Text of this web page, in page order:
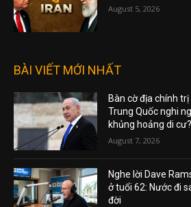
August 5, 2026
BÀI VIẾT MỚI NHẤT
Bàn cờ địa chính
Trung Quốc nghi
khủng hoảng di cư?
August 7, 2026
Nghe lời Dave
ở tuổi 62: Nước đi
đời